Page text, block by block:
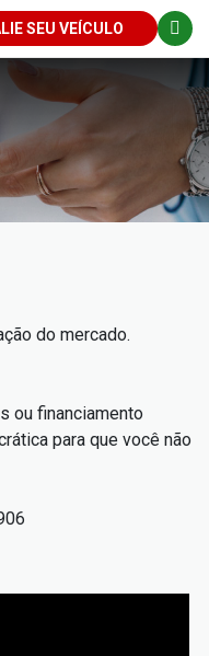
SEU VEÍCULO
do mercado.
ou financiamento
para que você não